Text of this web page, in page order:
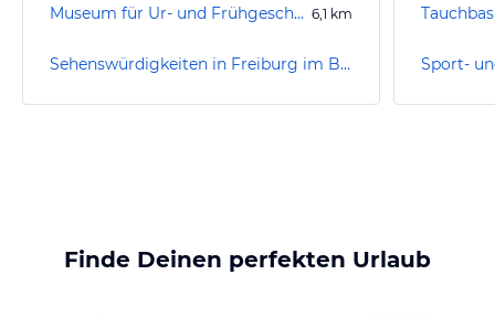
Museum für Ur- und Frühgeschichte 6,1 km
Sehenswürdigkeiten in Freiburg im Breisgau
Finde Deinen perfekten Urlaub